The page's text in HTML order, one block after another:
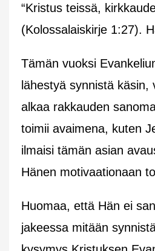
“Kristus teissä,
(Kolossalaiskirje 1:27).
Tämän vuoksi
lähestyä synnistä käsin,
alkaa rakkauden
toimii avaimena, kuten
ilmaisi tämän asian
Hänen motivaationaan
Huomaa, että Hän ei
jakeessa mitään